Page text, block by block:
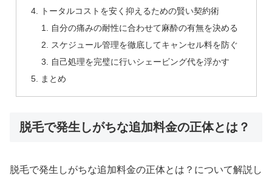
トータルコストを安く抑えるための賢い契約術
自分の痛みの耐性に合わせて麻酔の有無を決める
スケジュール管理を徹底してキャンセル料を防ぐ
自己処理を完璧に行いシェービング代を浮かす
まとめ
脱毛で発生しがちな追加料金の正体とは？
脱毛で発生しがちな追加料金の正体とは？について解説し